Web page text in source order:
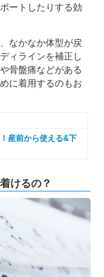
ートしたりする効
なかなか体型が戻
ィラインを補正し
骨盤痛などがある
に着用するのもお
産前から使える&下
けるの？